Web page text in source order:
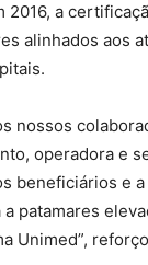
2016, a
alinhados aos
nossos
operadora e
beneficiários e
patamares
Unimed”,